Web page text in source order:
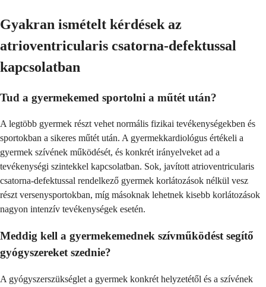
Gyakran ismételt kérdések az
atrioventricularis csatorna-defektussal
kapcsolatban
Tud a gyermekemed sportolni a műtét után?
A legtöbb gyermek részt vehet normális fizikai tevékenységekben és
sportokban a sikeres műtét után. A gyermekkardiológus értékeli a
gyermek szívének működését, és konkrét irányelveket ad a
tevékenységi szintekkel kapcsolatban. Sok, javított atrioventricularis
csatorna-defektussal rendelkező gyermek korlátozások nélkül vesz
részt versenysportokban, míg másoknak lehetnek kisebb korlátozások
nagyon intenzív tevékenységek esetén.
Meddig kell a gyermekemednek szívműködést segítő
gyógyszereket szednie?
A gyógyszerszükséglet a gyermek konkrét helyzetétől és a szívének